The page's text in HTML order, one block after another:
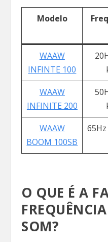
Modelo
WAAW
INFINTE 100
WAAW
INFINITE 200
WAAW
BOOM 100SB
O QUE É A
SOM?